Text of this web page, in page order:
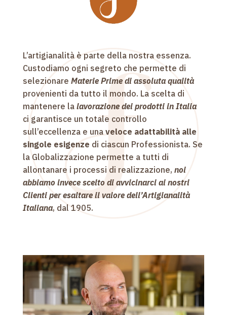
L’artigianalità è parte della nostra essenza.
Custodiamo ogni segreto che permette di
selezionare Materie Prime di assoluta qualità
provenienti da tutto il mondo. La scelta di
mantenere la lavorazione dei prodotti in Italia
ci garantisce un totale controllo
sull’eccellenza e una veloce adattabilità alle
singole esigenze di ciascun Professionista. Se
la Globalizzazione permette a tutti di
allontanare i processi di realizzazione, noi
abbiamo invece scelto di avvicinarci ai nostri
Clienti per esaltare il valore dell’Artigianalità
Italiana, dal 1905.